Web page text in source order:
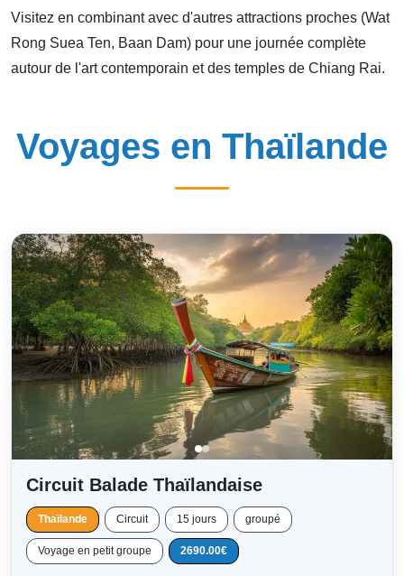
Visitez en combinant avec d'autres attractions proches (Wat
Rong Suea Ten, Baan Dam) pour une journée complète
autour de l'art contemporain et des temples de Chiang Rai.
Voyages en Thaïlande
Circuit Balade Thaïlandaise
Thaïlande Circuit 15 jours groupé
Voyage en petit groupe 2690.00€